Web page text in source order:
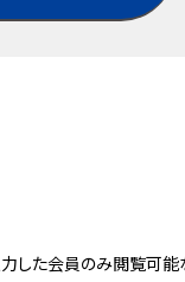
した会員のみ閲覧可能